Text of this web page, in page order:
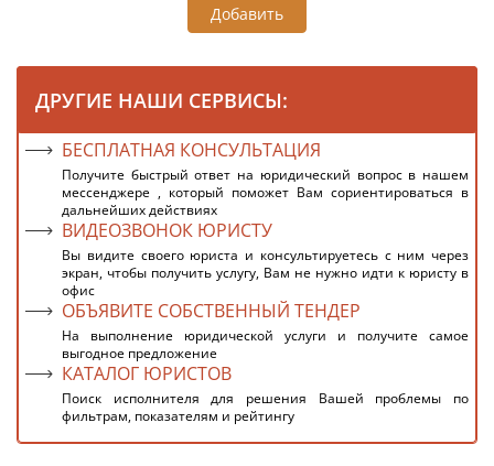
Добавить
ДРУГИЕ НАШИ СЕРВИСЫ:
БЕСПЛАТНАЯ КОНСУЛЬТАЦИЯ
Получите быстрый ответ на юридический вопрос в нашем
мессенджере , который поможет Вам сориентироваться в
дальнейших действиях
ВИДЕОЗВОНОК ЮРИСТУ
Вы видите своего юриста и консультируетесь с ним через
экран, чтобы получить услугу, Вам не нужно идти к юристу в
офис
ОБЪЯВИТЕ СОБСТВЕННЫЙ ТЕНДЕР
На выполнение юридической услуги и получите самое
выгодное предложение
КАТАЛОГ ЮРИСТОВ
Поиск исполнителя для решения Вашей проблемы по
фильтрам, показателям и рейтингу